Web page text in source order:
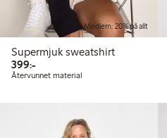
Medlem: 20% på allt
Supermjuk sweatshirt
399:-399,00 kr
Återvunnet material